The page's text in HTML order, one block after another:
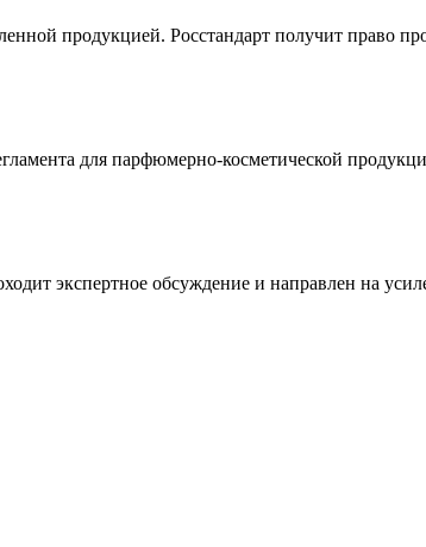
продукцией. Росстандарт получит право
для парфюмерно-косметической
экспертное обсуждение и направлен на